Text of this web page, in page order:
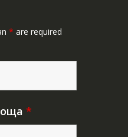
* are required
*